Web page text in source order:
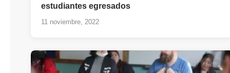
estudiantes egresados
11 noviembre, 2022